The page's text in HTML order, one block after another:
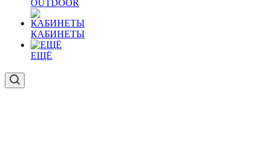
OUTDOOR
КАБИНЕТЫ
ЕЩЁ